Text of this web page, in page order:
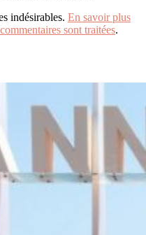
indésirables. En savoir plus
sont traitées.